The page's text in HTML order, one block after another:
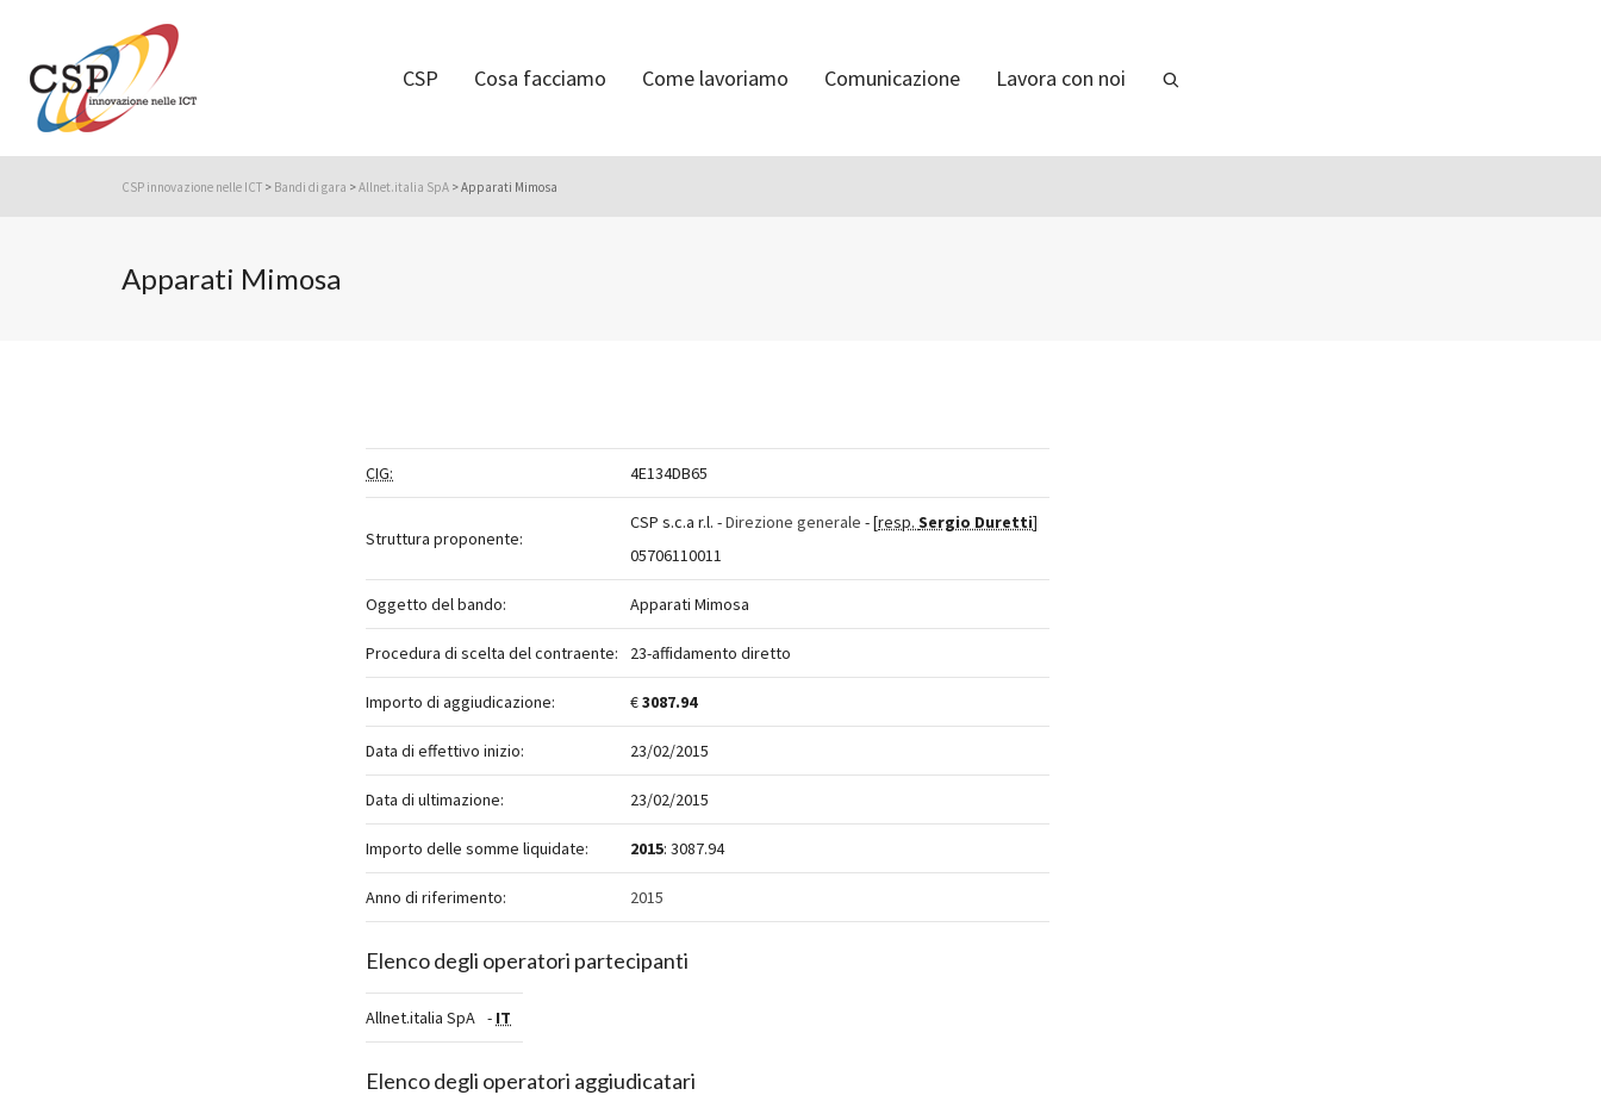
CSP Cosa facciamo Come lavoriamo Comunicazione Lavora con noi
CSP innovazione nelle ICT > Bandi di gara >Allnet.italia SpA >Apparati Mimosa
Apparati Mimosa
CIG: 4E134DB65
Struttura proponente:
CSP s.c.a r.l. -Direzione generale - [resp. Sergio Duretti]
05706110011
Oggetto del bando: Apparati Mimosa
Procedura di scelta del contraente: 23-affidamento diretto
Importo di aggiudicazione: €3087.94
Data di effettivo inizio: 23/02/2015
Data di ultimazione: 23/02/2015
Importo delle somme liquidate: 2015: 3087.94
Anno di riferimento: 2015
Elenco degli operatori partecipanti
Allnet.italia SpA - IT
Elenco degli operatori aggiudicatari